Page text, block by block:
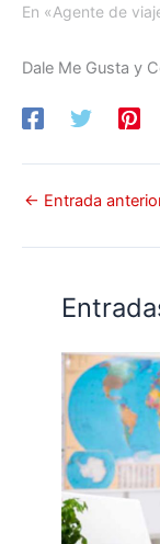
En «Agente de
Dale Me Gusta y
← Entrada